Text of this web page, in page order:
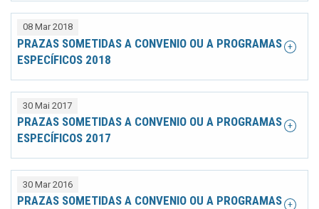
08 Mar 2018
PRAZAS SOMETIDAS A CONVENIO OU A PROGRAMAS
ESPECÍFICOS 2018
30 Mai 2017
PRAZAS SOMETIDAS A CONVENIO OU A PROGRAMAS
ESPECÍFICOS 2017
30 Mar 2016
PRAZAS SOMETIDAS A CONVENIO OU A PROGRAMAS